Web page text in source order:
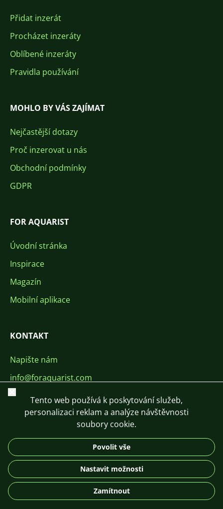
Přidat inzerát
Procházet inzeráty
Oblíbené inzeráty
Pravidla používání
MOHLO BY VÁS ZAJÍMAT
Nejčastější dotazy
Proč inzerovat u nás
Obchodní podmínky
GDPR
FOR AQUARIST
Úvodní stránka
Inspirace
Magazín
Mobilní aplikace
KONTAKT
Napište nám
info@foraquarist.com
+420 603 449 602
DE
© 2026 For Aquarist
Zavřít
Tento web používá k poskytování služeb,
personalizaci reklam a analýze návštěvnosti
soubory cookie.
Povolit vše
Nastavit možnosti
Zamítnout